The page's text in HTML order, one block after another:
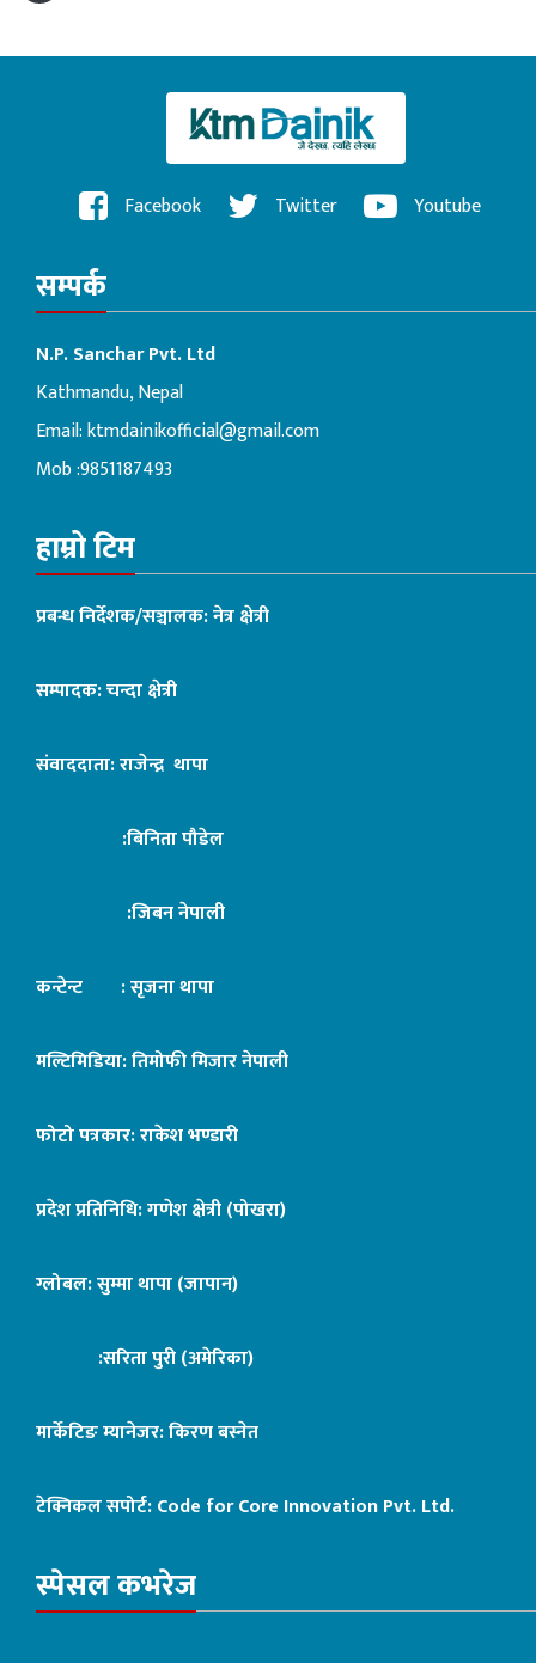
Facebook Twitter Youtube
सम्पर्क
N.P. Sanchar Pvt. Ltd
Kathmandu, Nepal
Email:ktmdainikofficial@gmail.com
Mob :9851187493
हाम्रो टिम
प्रबन्ध निर्देशक/सञ्चालक: नेत्र क्षेत्री
सम्पादक: चन्दा क्षेत्री
संवाददाता: राजेन्द्र थापा
:बिनिता पौडेल
:जिबन नेपाली
कन्टेन्ट : सृजना थापा
मल्टिमिडिया: तिमोफी मिजार नेपाली
फोटो पत्रकार: राकेश भण्डारी
प्रदेश प्रतिनिधि: गणेश क्षेत्री (पोखरा)
ग्लोबल: सुम्मा थापा (जापान)
:सरिता पुरी (अमेरिका)
मार्केटिङ म्यानेजर: किरण बस्नेत
टेक्निकल सपोर्ट:Code for Core Innovation Pvt. Ltd.
स्पेसल कभरेज